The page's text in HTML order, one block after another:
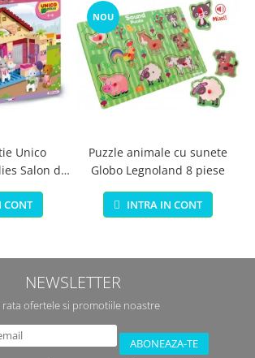
Unico
Salon de
piese
CONT
NOU
Puzzle animale cu sunete
Globo Legnoland 8 piese
INTRA IN CONT
NEWSLETTER
rata ofertele si promotiile noastre